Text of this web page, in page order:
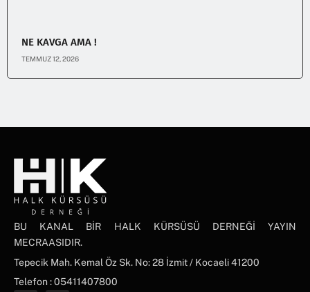
NE KAVGA AMA !
TEMMUZ 12, 2026
BU KANAL BİR HALK KÜRSÜSÜ DERNEĞİ YAYIN
MECRAASIDIR.
Tepecik Mah. Kemal Öz Sk. No: 28 İzmit / Kocaeli 41200
Telefon : 05411407800